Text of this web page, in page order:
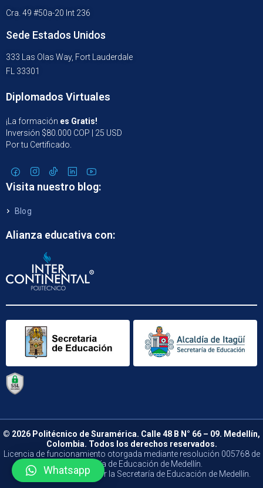
Cra. 49 #50a-20 Int 236
Sede Estados Unidos
333 Las Olas Way, Fort Lauderdale
FL 33301
Diplomados Virtuales
¡La formación es Gratis!
Inversión $80.000 COP | 25 USD
Por tu Certificado.
Visita nuestro blog:
Blog
Alianza educativa con:
© 2026 Politécnico de Suramérica. Calle 48 B N° 66 – 09. Medellín,
Colombia. Todos los derechos reservados.
Licencia de funcionamiento otorgada mediante resolución 005768 de
la Secretaría de Educación de Medellín.
Vigilado y Controlado por la Secretaría de Educación de Medellín.
Whatsapp